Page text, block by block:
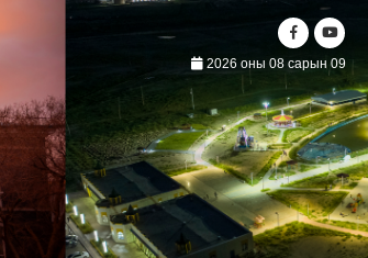
2026 оны 08 сарын 09